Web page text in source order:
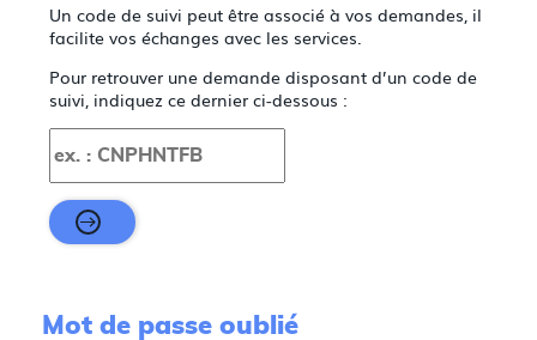
Un code de suivi peut être associé à vos demandes, il
facilite vos échanges avec les services.
Pour retrouver une demande disposant d’un code de
suivi, indiquez ce dernier ci-dessous :
Code de suivi
Mot de passe oublié